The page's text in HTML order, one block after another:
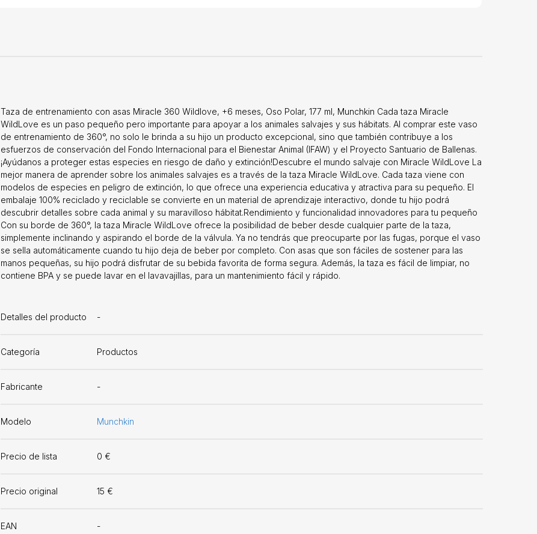
Taza de entrenamiento con asas Miracle 360 ​​Wildlove, +6 meses, Oso Polar, 177 ml, Munchkin Cada taza Miracle
WildLove es un paso pequeño pero importante para apoyar a los animales salvajes y sus hábitats. Al comprar este vaso
de entrenamiento de 360°, no solo le brinda a su hijo un producto excepcional, sino que también contribuye a los
esfuerzos de conservación del Fondo Internacional para el Bienestar Animal (IFAW) y el Proyecto Santuario de Ballenas.
¡Ayúdanos a proteger estas especies en riesgo de daño y extinción!Descubre el mundo salvaje con Miracle WildLove La
mejor manera de aprender sobre los animales salvajes es a través de la taza Miracle WildLove. Cada taza viene con
modelos de especies en peligro de extinción, lo que ofrece una experiencia educativa y atractiva para su pequeño. El
embalaje 100% reciclado y reciclable se convierte en un material de aprendizaje interactivo, donde tu hijo podrá
descubrir detalles sobre cada animal y su maravilloso hábitat.Rendimiento y funcionalidad innovadores para tu pequeño
Con su borde de 360°, la taza Miracle WildLove ofrece la posibilidad de beber desde cualquier parte de la taza,
simplemente inclinando y aspirando el borde de la válvula. Ya no tendrás que preocuparte por las fugas, porque el vaso
se sella automáticamente cuando tu hijo deja de beber por completo. Con asas que son fáciles de sostener para las
manos pequeñas, su hijo podrá disfrutar de su bebida favorita de forma segura. Además, la taza es fácil de limpiar, no
contiene BPA y se puede lavar en el lavavajillas, para un mantenimiento fácil y rápido.
Detalles del producto -
Categoría Productos
Fabricante -
Modelo Munchkin
Precio de lista 0 €
Precio original 15 €
EAN -